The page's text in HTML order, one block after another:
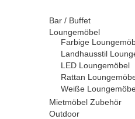
Bar / Buffet
Loungemöbel
Farbige
Landhausstil
LED Loungemöbel
Rattan
Weiße
Mietmöbel Zubehör
Outdoor